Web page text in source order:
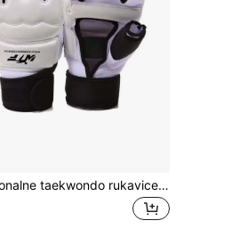
Profesionalne taekwondo rukavice za zaštitu dlanova, boksačke karate rukavice, oprema za borilačke vještine